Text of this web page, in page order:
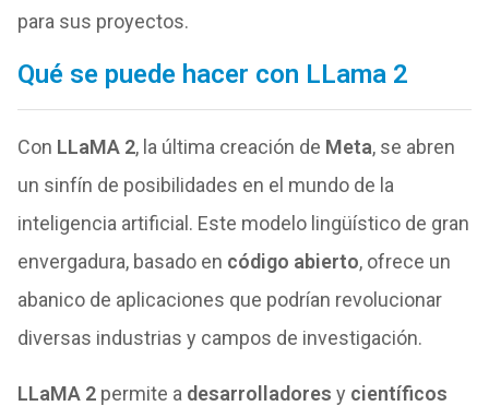
para sus proyectos.
Qué se puede hacer con LLama 2
Con LLaMA 2, la última creación de Meta, se abren
un sinfín de posibilidades en el mundo de la
inteligencia artificial. Este modelo lingüístico de gran
envergadura, basado en código abierto, ofrece un
abanico de aplicaciones que podrían revolucionar
diversas industrias y campos de investigación.
LLaMA 2permite a desarrolladores y científicos